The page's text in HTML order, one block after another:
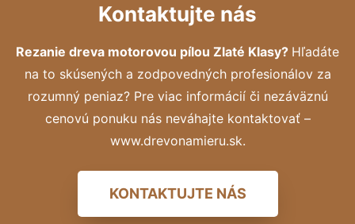
Kontaktujte nás
Rezanie dreva motorovou pílou Zlaté Klasy? Hľadáte
na to skúsených a zodpovedných profesionálov za
rozumný peniaz? Pre viac informácií či nezáväznú
cenovú ponuku nás neváhajte kontaktovať –
www.drevonamieru.sk.
KONTAKTUJTE NÁS